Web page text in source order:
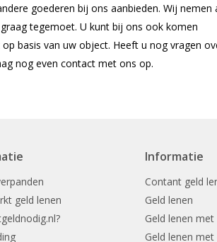
goederen bij ons aanbieden. Wij nemen
tegemoet. U kunt bij ons ook komen
basis van uw object. Heeft u nog vragen
nog even contact met ons op.
geld lenen
Informatie
Contant geld
Geld lenen
Geld lenen
Geld lenen